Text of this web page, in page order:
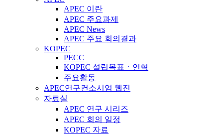
APEC 이란
APEC 주요과제
APEC News
APEC 주요 회의결과
KOPEC
PECC
KOPEC 설립목표ㆍ연혁
주요활동
APEC연구컨소시엄 웹진
자료실
APEC 연구 시리즈
APEC 회의 일정
KOPEC 자료